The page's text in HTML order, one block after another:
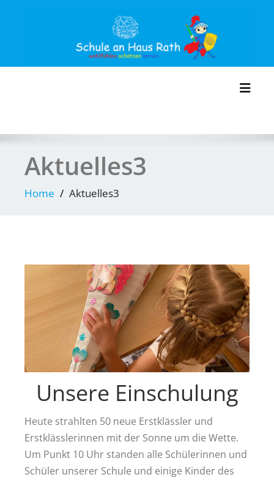
Aktuelles3
Home Aktuelles3
Unsere Einschulung
Heute strahlten 50 neue Erstklässler und
Erstklässlerinnen mit der Sonne um die Wette.
Um Punkt 10 Uhr standen alle Schülerinnen und
Schüler unserer Schule und einige Kinder des